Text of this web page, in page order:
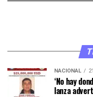
NACIONAL
‘No hay
lanza